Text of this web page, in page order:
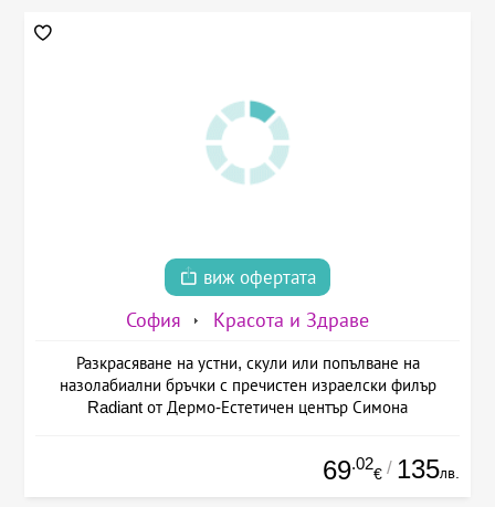
виж офертата
София Красота и Здраве
Разкрасяване на устни, скули или попълване на
назолабиални бръчки с пречистен израелски филър
Radiant от Дермо-Естетичен център Симона
69.02
€ / 135лв.